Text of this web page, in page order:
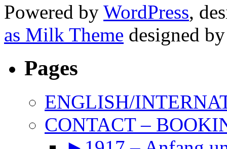
Powered by WordPress,
as Milk Theme designed
Pages
ENGLISH/
CONTACT –